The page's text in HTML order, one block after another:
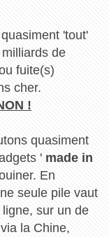
'tout'
de
fuite(s)
cher.
!
quasiment
' made in
En
seule pile vaut
sur un de
la Chine,